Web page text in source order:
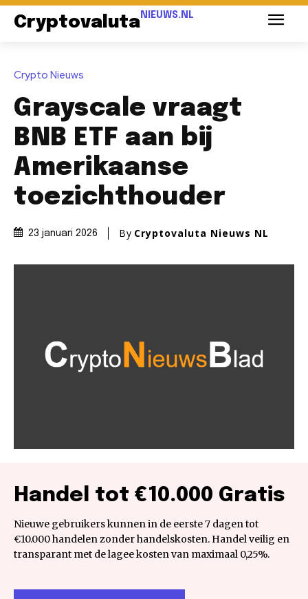
Cryptovaluta NIEUWS.NL
Crypto Nieuws
Grayscale vraagt
BNB ETF aan bij
Amerikaanse
toezichthouder
23 januari 2026 By Cryptovaluta Nieuws NL
Handel tot €10.000 Gratis
Nieuwe gebruikers kunnen in de eerste 7 dagen tot
€10.000 handelen zonder handelskosten. Handel veilig en
transparant met de lagee kosten van maximaal 0,25%.